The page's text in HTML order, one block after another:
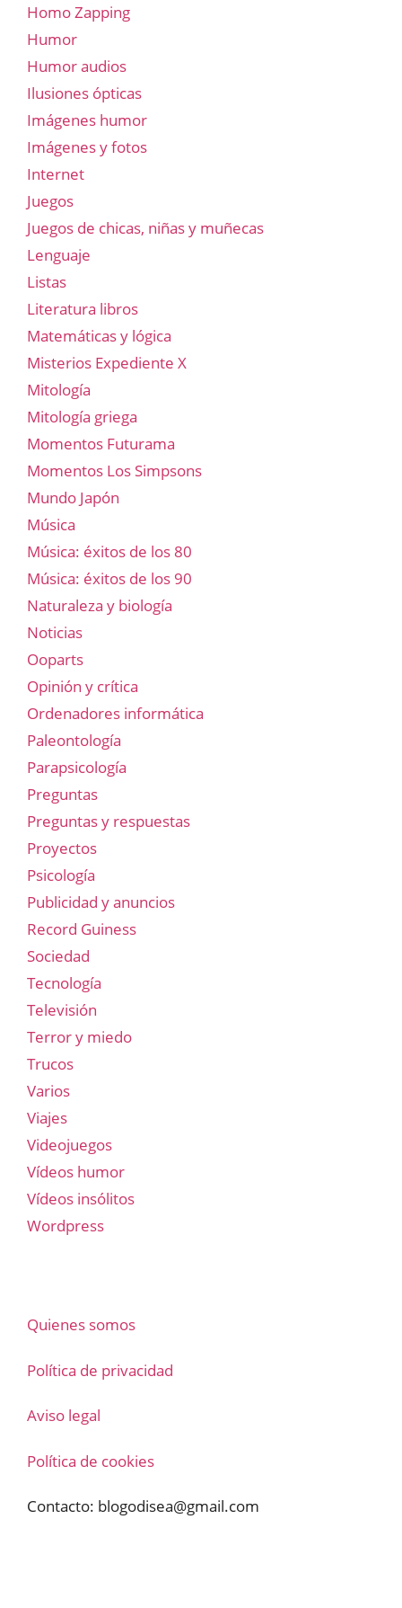
Homo Zapping
Humor
Humor audios
Ilusiones ópticas
Imágenes humor
Imágenes y fotos
Internet
Juegos
Juegos de chicas, niñas y muñecas
Lenguaje
Listas
Literatura libros
Matemáticas y lógica
Misterios Expediente X
Mitología
Mitología griega
Momentos Futurama
Momentos Los Simpsons
Mundo Japón
Música
Música: éxitos de los 80
Música: éxitos de los 90
Naturaleza y biología
Noticias
Ooparts
Opinión y crítica
Ordenadores informática
Paleontología
Parapsicología
Preguntas
Preguntas y respuestas
Proyectos
Psicología
Publicidad y anuncios
Record Guiness
Sociedad
Tecnología
Televisión
Terror y miedo
Trucos
Varios
Viajes
Videojuegos
Vídeos humor
Vídeos insólitos
Wordpress
Quienes somos
Política de privacidad
Aviso legal
Política de cookies
Contacto: blogodisea@gmail.com